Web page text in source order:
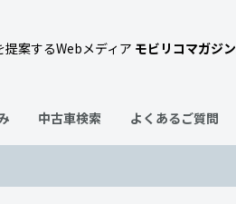
案するWebメディア モビリコマガジン
中古車検索 よくあるご質問